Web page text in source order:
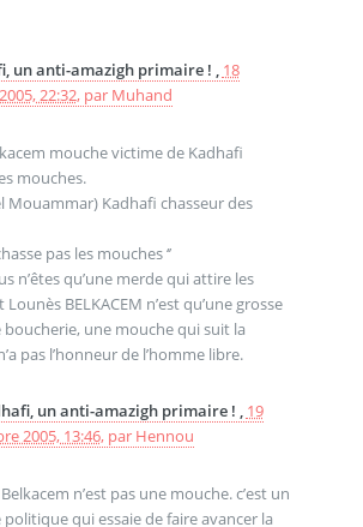
un anti-amazigh primaire ! , 18
22:32, par Muhand
mouche victime de Kadhafi
mouches.
Kadhafi chasseur des
pas les mouches ‘’
n’êtes qu’une merde qui attire les
BELKACEM n’est qu’une grosse
boucherie, une mouche qui suit la
pas l’honneur de l’homme libre.
un anti-amazigh primaire ! , 19
2005, 13:46, par Hennou
n’est pas une mouche. c’est un
qui essaie de faire avancer la